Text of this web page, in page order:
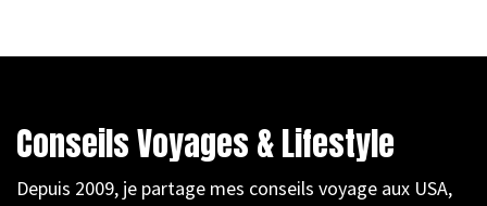
Conseils Voyages & Lifestyle
Depuis 2009, je partage mes conseils voyage aux USA,